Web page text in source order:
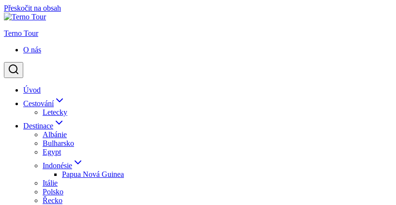
Přeskočit na obsah
Terno Tour
O nás
Úvod
Cestování
Letecky
Destinace
Albánie
Bulharsko
Egypt
Indonésie
Papua Nová Guinea
Itálie
Polsko
Řecko